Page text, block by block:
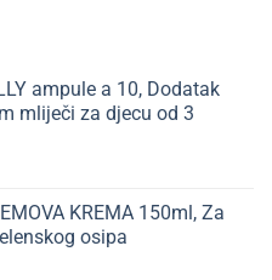
ampule a 10, Dodatak
mliječi za djecu od 3
KREMA 150ml, Za
osipa